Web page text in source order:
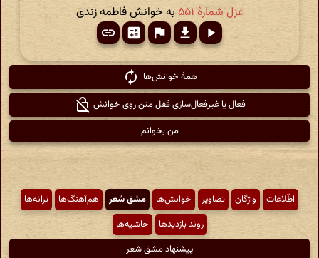
غزل شمارهٔ ۵۵۱ به خوانش فاطمه زندی
همهٔ خوانش‌ها autorenew
فعال یا غیرفعال‌سازی قفل متن روی خوانش
من بخوانم
اطّلاعات واژگان تصاویر خوانش‌ها مشق شعر هم‌آهنگ‌ها
ترانه‌ها
روند بازدیدها
حاشیه‌ها
پیشنهاد مشق شعر